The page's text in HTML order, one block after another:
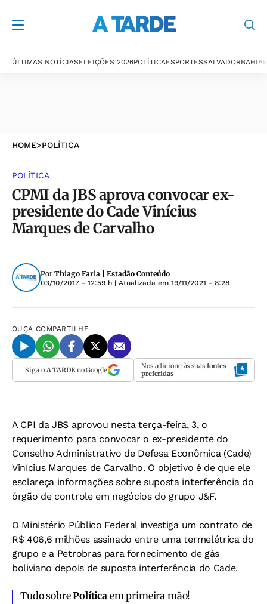
ÚLTIMAS NOTÍCIASELEIÇÕES 2026POLÍTICAESPORTESSALVADORBAHIA
HOME>POLÍTICA
POLÍTICA
CPMI da JBS aprova convocar ex-
presidente do Cade Vinícius
Marques de Carvalho
Por Thiago Faria | Estadão Conteúdo
03/10/2017 - 12:59 h | Atualizada em 19/11/2021 - 8:28
OUÇA COMPARTILHE
Siga o A TARDEno Google Nos adicione às suas fontes
preferidas
A CPI da JBS aprovou nesta terça-feira, 3, o
requerimento para convocar o ex-presidente do
Conselho Administrativo de Defesa Econômica (Cade)
Vinícius Marques de Carvalho. O objetivo é de que ele
esclareça informações sobre suposta interferência do
órgão de controle em negócios do grupo J&F.
O Ministério Público Federal investiga um contrato de
R$ 406,6 milhões assinado entre uma termelétrica do
grupo e a Petrobras para fornecimento de gás
boliviano depois de suposta interferência do Cade.
Tudo sobrePolíticaem primeira mão!